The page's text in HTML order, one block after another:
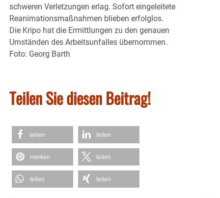
schweren Verletzungen erlag. Sofort eingeleitete
Reanimationsmaßnahmen blieben erfolglos.
Die Kripo hat die Ermittlungen zu den genauen
Umständen des Arbeitsunfalles übernommen.
Foto: Georg Barth
Teilen Sie diesen Beitrag!
teilen teilen
merken teilen
teilen teilen